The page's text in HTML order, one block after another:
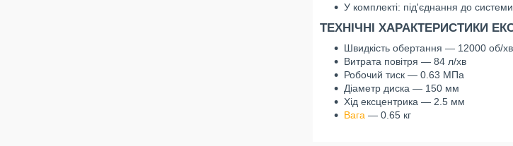
У комплекті: під'єднання до
ТЕХНІЧНІ ХАРАКТЕРИСТИКИ
Швидкість обертання — 12000 об/хв
Витрата повітря — 84 л/хв
Робочий тиск — 0.63 МПа
Діаметр диска — 150 мм
Хід ексцентрика — 2.5 мм
Вага — 0.65 кг